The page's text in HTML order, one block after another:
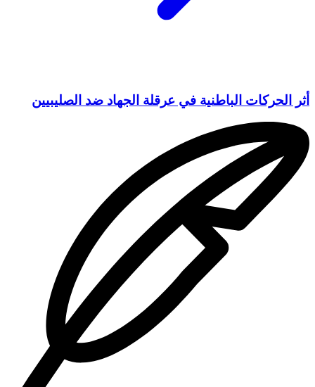
أثر الحركات الباطنية في عرقلة الجهاد ضد الصليبيين